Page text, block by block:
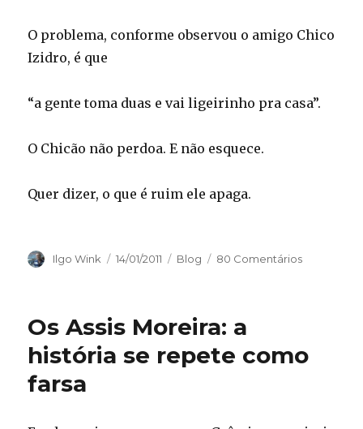
O problema, conforme observou o amigo Chico
Izidro, é que
“a gente toma duas e vai ligeirinho pra casa”.
O Chicão não perdoa. E não esquece.
Quer dizer, o que é ruim ele apaga.
Autor
Ilgo Wink
Publicado
14/01/2011 Categorias
Blog 80 Comentários
Os Assis Moreira: a
história se repete como
farsa